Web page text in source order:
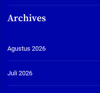
Archives
Agustus 2026
Juli 2026